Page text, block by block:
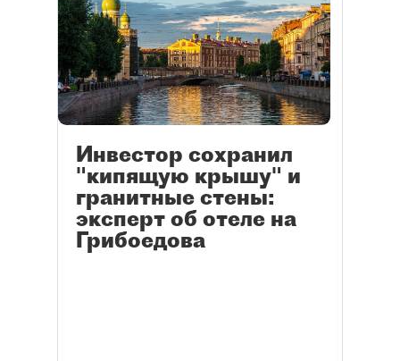
Инвестор сохранил
"кипящую крышу" и
гранитные стены:
эксперт об отеле на
Грибоедова